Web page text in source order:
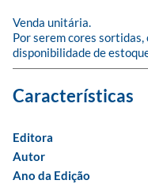
Venda unitária.
Por serem cores
disponibilidade de
Editora
Autor
Ano da Edição